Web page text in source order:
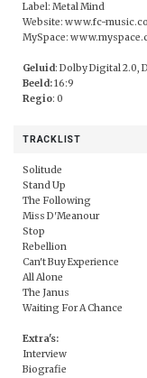
Label: Metal Mind
Website: www.fc-
MySpace:
Geluid: Dolby Digital 2.0,
Beeld:16:9
Regio: 0
TRACKLIST
Solitude
Stand Up
The Following
Miss D'Meanour
Stop
Rebellion
Can't Buy Experience
All Alone
The Janus
Waiting For A Chance
Extra's:
Interview
Biografie